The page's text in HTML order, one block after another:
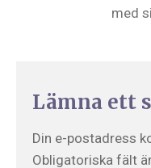
med
Lämna ett
Din e-postadress
Obligatoriska fält